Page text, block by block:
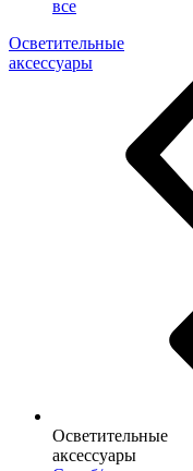
все
Осветительные
аксессуары
Осветительные
аксессуары